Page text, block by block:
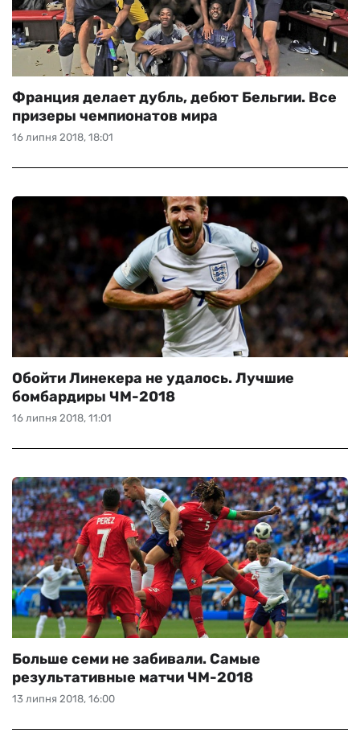
16 липня 2018, 18:01
Франция делает дубль, дебют Бельгии. Все
призеры чемпионатов мира
16 липня 2018, 11:01
Обойти Линекера не удалось. Лучшие
бомбардиры ЧМ-2018
13 липня 2018, 16:00
Больше семи не забивали. Самые
результативные матчи ЧМ-2018